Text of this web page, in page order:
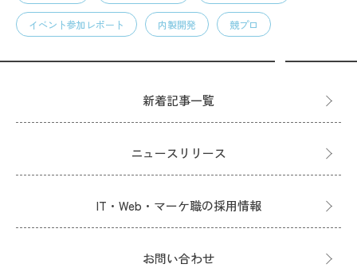
イベント参加レポート 内製開発 競プロ
新着記事一覧
ニュースリリース
IT・Web・マーケ職の採用情報
お問い合わせ